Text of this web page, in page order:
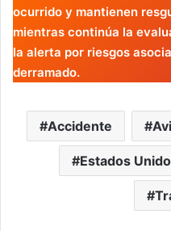
ocurrido y mantienen
mientras continúa la
la alerta por riesgos
derramado.
Accidente
Estados